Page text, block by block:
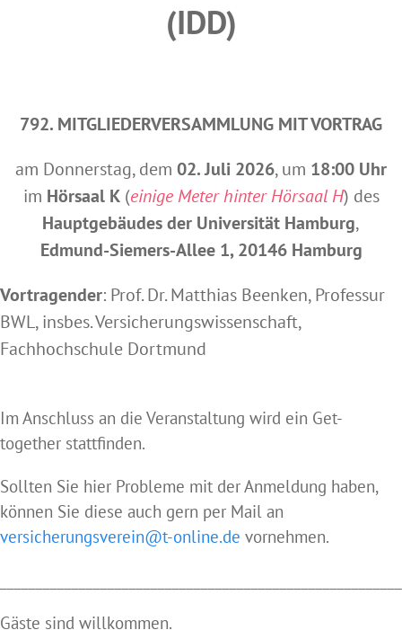
(IDD)
792. MITGLIEDERVERSAMMLUNG MIT VORTRAG
am Donnerstag, dem 02. Juli 2026, um 18:00 Uhr
im Hörsaal K(einige Meter hinter Hörsaal H) des
Hauptgebäudes der Universität Hamburg,
Edmund-Siemers-Allee 1, 20146 Hamburg
Vortragender: Prof. Dr. Matthias Beenken, Professur
BWL, insbes. Versicherungswissenschaft,
Fachhochschule Dortmund
Im Anschluss an die Veranstaltung wird ein Get-
together stattfinden.
Sollten Sie hier Probleme mit der Anmeldung haben,
können Sie diese auch gern per Mail an
versicherungsverein@t-online.de vornehmen.
Gäste sind willkommen.